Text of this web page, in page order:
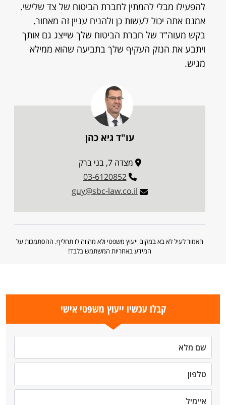
להפעילו מבלי להמתין לחברת הביטוח של צד שלישי.
אמנם אתה יכול לעשות כן ולהניח עניין זה מאחור.
בקש מעוה"ד של חברת הביטוח שלך שייצג גם אותך
ויתבע את הנזק העקיף שלך בתביעה שהוא ממילא
מגיש.
עו"ד גיא כהן
מצדה 7, בני ברק
03-6120852
guy@sbc-law.co.il
האמור לעיל לא בא במקום ייעוץ משפטי ולא מהווה לו תחליף. ההסתמכות על
המידע באחריות המשתמש בלבד!
קבלו עכשיו ייעוץ משפטי אישי